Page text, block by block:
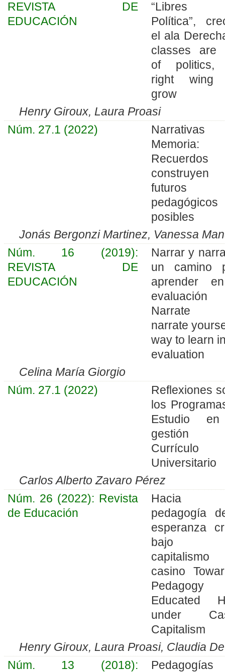
REVISTA DE
EDUCACIÓN
“Libres
Política”,
el ala
classes are
of politics,
right wing
grow
Henry Giroux, Laura Proasi
Núm. 27.1 (2022)
Memoria:
Recuerdos
construyen
futuros
pedagógicos
posibles
Jonás Bergonzi Martinez, Vanessa
Núm. 16 (2019):
REVISTA DE
EDUCACIÓN
Narrar y
un camino
aprender
Narrate
narrate
way to learn
evaluation
Celina María Giorgio
Núm. 27.1 (2022)
Reflexiones
los
Estudio
gestión
Currículo
Universitario
Carlos Alberto Zavaro Pérez
Núm. 26 (2022): Revista
de Educación
Hacia
pedagogía
esperanza
bajo
casino
Educated
under
Capitalism
Henry Giroux, Laura Proasi, Claudia
Núm. 13 (2018):